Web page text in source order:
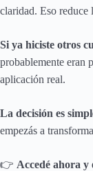
claridad. Eso
Si ya hiciste otros
probablemente eran
aplicación real.
La decisión es
empezás a
👉 Accedé ahora